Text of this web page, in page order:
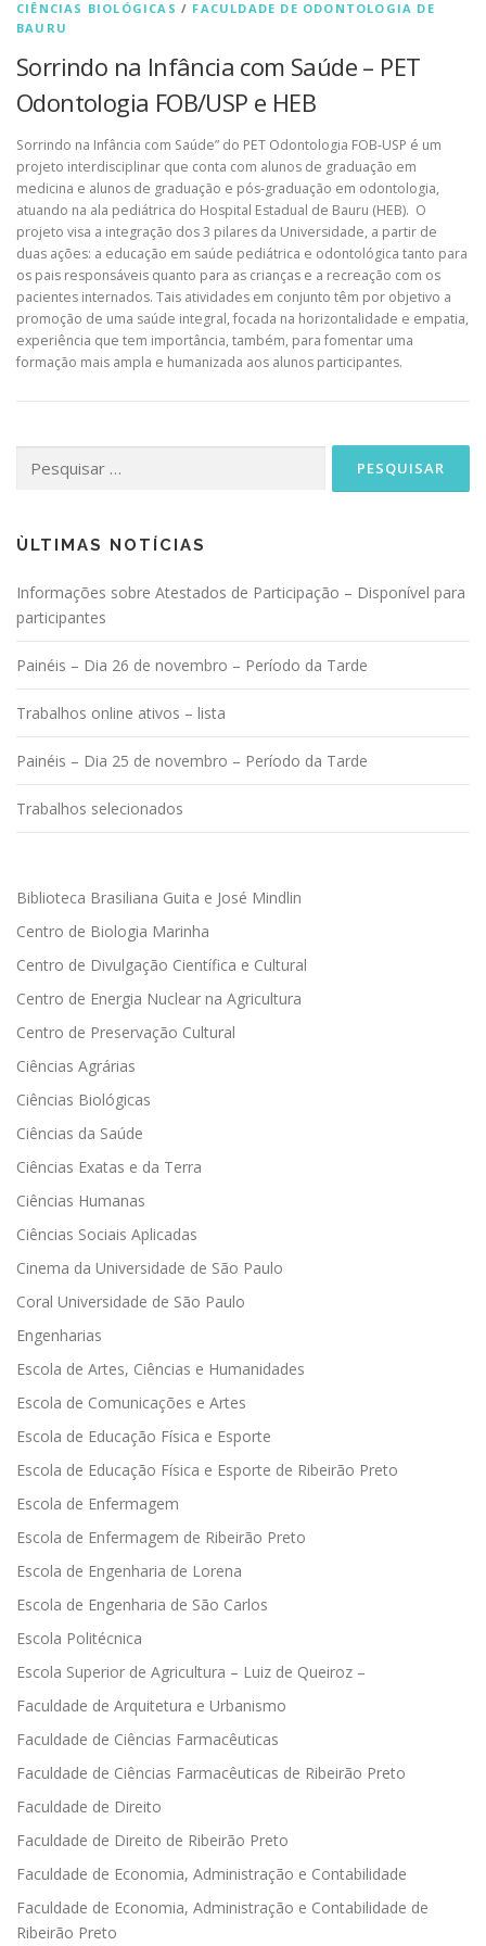
CIÊNCIAS BIOLÓGICAS / FACULDADE DE ODONTOLOGIA DE
BAURU
Sorrindo na Infância com Saúde – PET
Odontologia FOB/USP e HEB
Sorrindo na Infância com Saúde” do PET Odontologia FOB-USP é um
projeto interdisciplinar que conta com alunos de graduação em
medicina e alunos de graduação e pós-graduação em odontologia,
atuando na ala pediátrica do Hospital Estadual de Bauru (HEB). O
projeto visa a integração dos 3 pilares da Universidade, a partir de
duas ações: a educação em saúde pediátrica e odontológica tanto para
os pais responsáveis quanto para as crianças e a recreação com os
pacientes internados. Tais atividades em conjunto têm por objetivo a
promoção de uma saúde integral, focada na horizontalidade e empatia,
experiência que tem importância, também, para fomentar uma
formação mais ampla e humanizada aos alunos participantes.
por:
ÙLTIMAS NOTÍCIAS
Informações sobre Atestados de Participação – Disponível para
participantes
Painéis – Dia 26 de novembro – Período da Tarde
Trabalhos online ativos – lista
Painéis – Dia 25 de novembro – Período da Tarde
Trabalhos selecionados
Biblioteca Brasiliana Guita e José Mindlin
Centro de Biologia Marinha
Centro de Divulgação Científica e Cultural
Centro de Energia Nuclear na Agricultura
Centro de Preservação Cultural
Ciências Agrárias
Ciências Biológicas
Ciências da Saúde
Ciências Exatas e da Terra
Ciências Humanas
Ciências Sociais Aplicadas
Cinema da Universidade de São Paulo
Coral Universidade de São Paulo
Engenharias
Escola de Artes, Ciências e Humanidades
Escola de Comunicações e Artes
Escola de Educação Física e Esporte
Escola de Educação Física e Esporte de Ribeirão Preto
Escola de Enfermagem
Escola de Enfermagem de Ribeirão Preto
Escola de Engenharia de Lorena
Escola de Engenharia de São Carlos
Escola Politécnica
Escola Superior de Agricultura – Luiz de Queiroz –
Faculdade de Arquitetura e Urbanismo
Faculdade de Ciências Farmacêuticas
Faculdade de Ciências Farmacêuticas de Ribeirão Preto
Faculdade de Direito
Faculdade de Direito de Ribeirão Preto
Faculdade de Economia, Administração e Contabilidade
Faculdade de Economia, Administração e Contabilidade de
Ribeirão Preto